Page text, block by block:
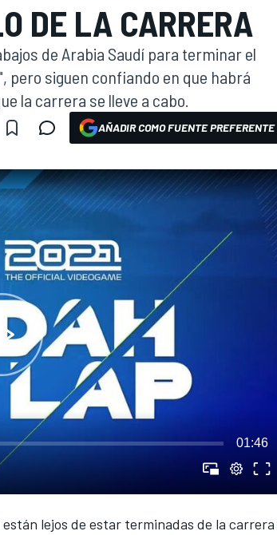
DE LA CARRERA
de Arabia Saudí para terminar el
pero siguen confiando en que habrá
la carrera se lleve a cabo.
AÑADIR COMO FUENTE PREFERENTE
01:46
lejos de estar terminadas de la carrera